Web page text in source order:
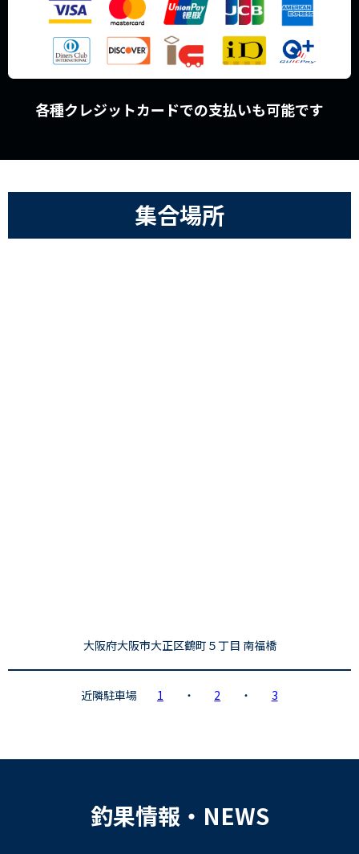
各種クレジットカードでの支払いも可能です
集合場所
大阪府大阪市大正区鶴町５丁目 南福橋
近隣駐車場 1 ・ 2 ・ 3
釣果情報・NEWS